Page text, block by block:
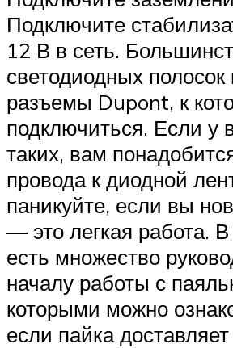
Подключите
12 В в сеть.
светодиодных полосок
разъемы Dupont, к
подключиться. Если у
таких, вам
провода к диодной
паникуйте, если вы
— это легкая работа.
есть множество
началу работы с
которыми можно
если пайка